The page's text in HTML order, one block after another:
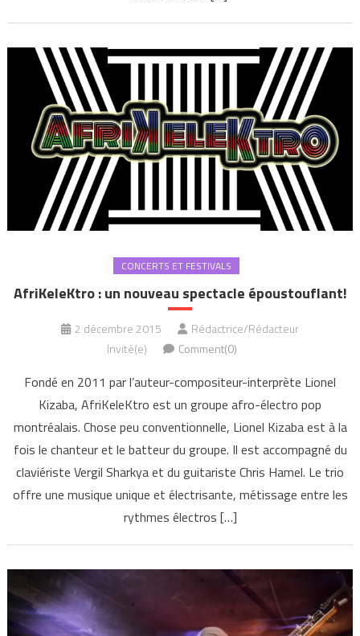
CONCERTS ET FESTIVALS
AfriKeleKtro : un nouveau spectacle époustouflant!
2 décembre 2015
Rédactrice/Rédacteur
Invité(e)
Comment(0)
Fondé en 2011 par l’auteur-compositeur-interprète Lionel
Kizaba, AfriKeleKtro est un groupe afro-électro pop
montréalais. Chose peu conventionnelle, Lionel Kizaba est à la
fois le chanteur et le batteur du groupe. Il est accompagné du
claviériste Vergil Sharkya et du guitariste Chris Hamel. Le trio
offre une musique unique et électrisante, métissage entre les
rythmes électros […]